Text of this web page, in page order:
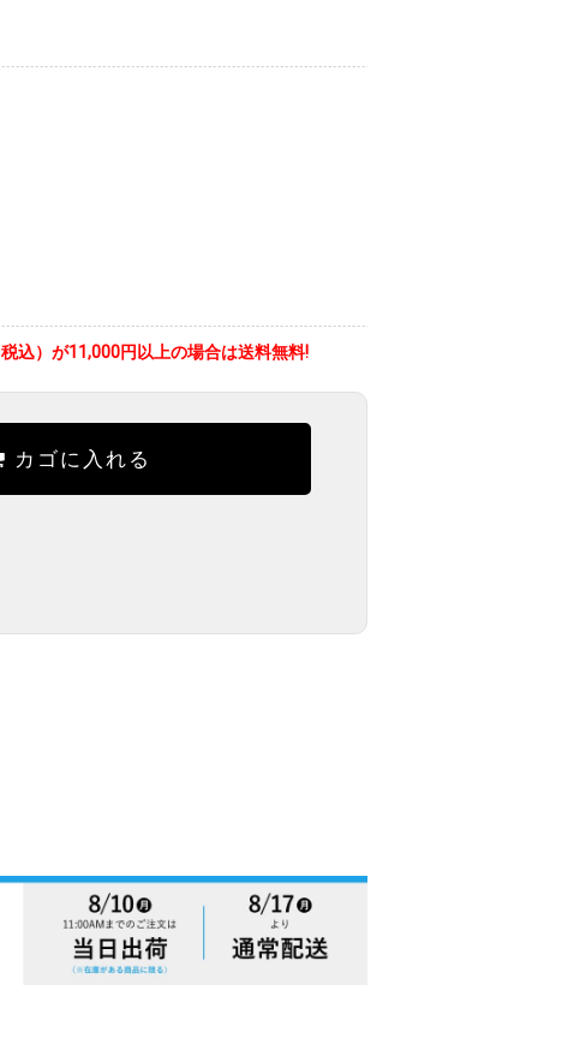
込）が11,000円以上の場合は送料無料!
カゴに入れる